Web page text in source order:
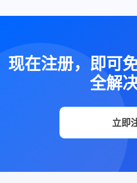
现在注册，即可
全解
立即